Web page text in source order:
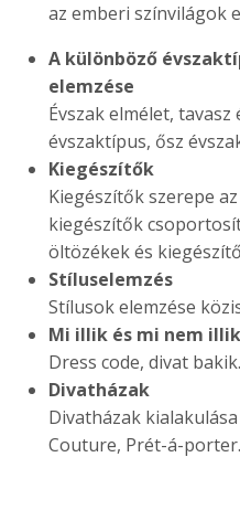
az emberi színvilágok
A különböző
elemzése
Évszak elmélet,
évszaktípus, ősz
Kiegészítők
Kiegészítők szerepe
kiegészítők
öltözékek és
Stíluselemzés
Stílusok elemzése
Mi illik és mi nem
Dress code, divat bakik.
Divatházak
Divatházak
Couture, Prét-á-porter.